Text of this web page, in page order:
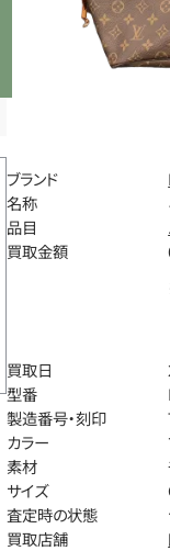
ブランド
名称
品目
買取金額
買取日
型番
製造番号・刻印
カラー
素材
サイズ
査定時の状態
買取店舗